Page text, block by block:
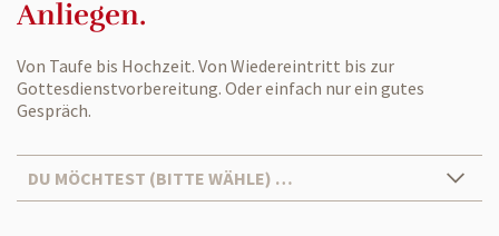
Anliegen.
Von Taufe bis Hochzeit. Von Wiedereintritt bis zur
Gottesdienstvorbereitung. Oder einfach nur ein gutes
Gespräch.
DU MÖCHTEST (BITTE WÄHLE) …